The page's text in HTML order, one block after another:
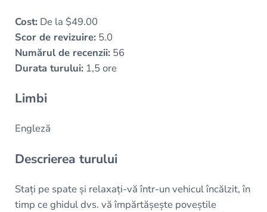
Cost:De la $49.00
Scor de revizuire:5.0
Numărul de recenzii:56
Durata turului:1,5 ore
Limbi
Engleză
Descrierea turului
Stați pe spate și relaxați-vă într-un vehicul încălzit, în
timp ce ghidul dvs. vă împărtășește poveștile